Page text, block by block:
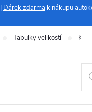
Dárek zdarma k nákupu
Tabulky velikostí